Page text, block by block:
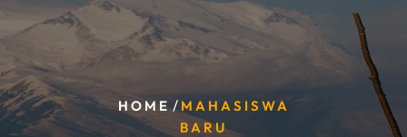
HOME/ MAHASISWA
BARU